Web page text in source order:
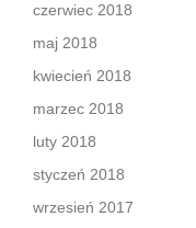
czerwiec 2018
maj 2018
kwiecień 2018
marzec 2018
luty 2018
styczeń 2018
wrzesień 2017